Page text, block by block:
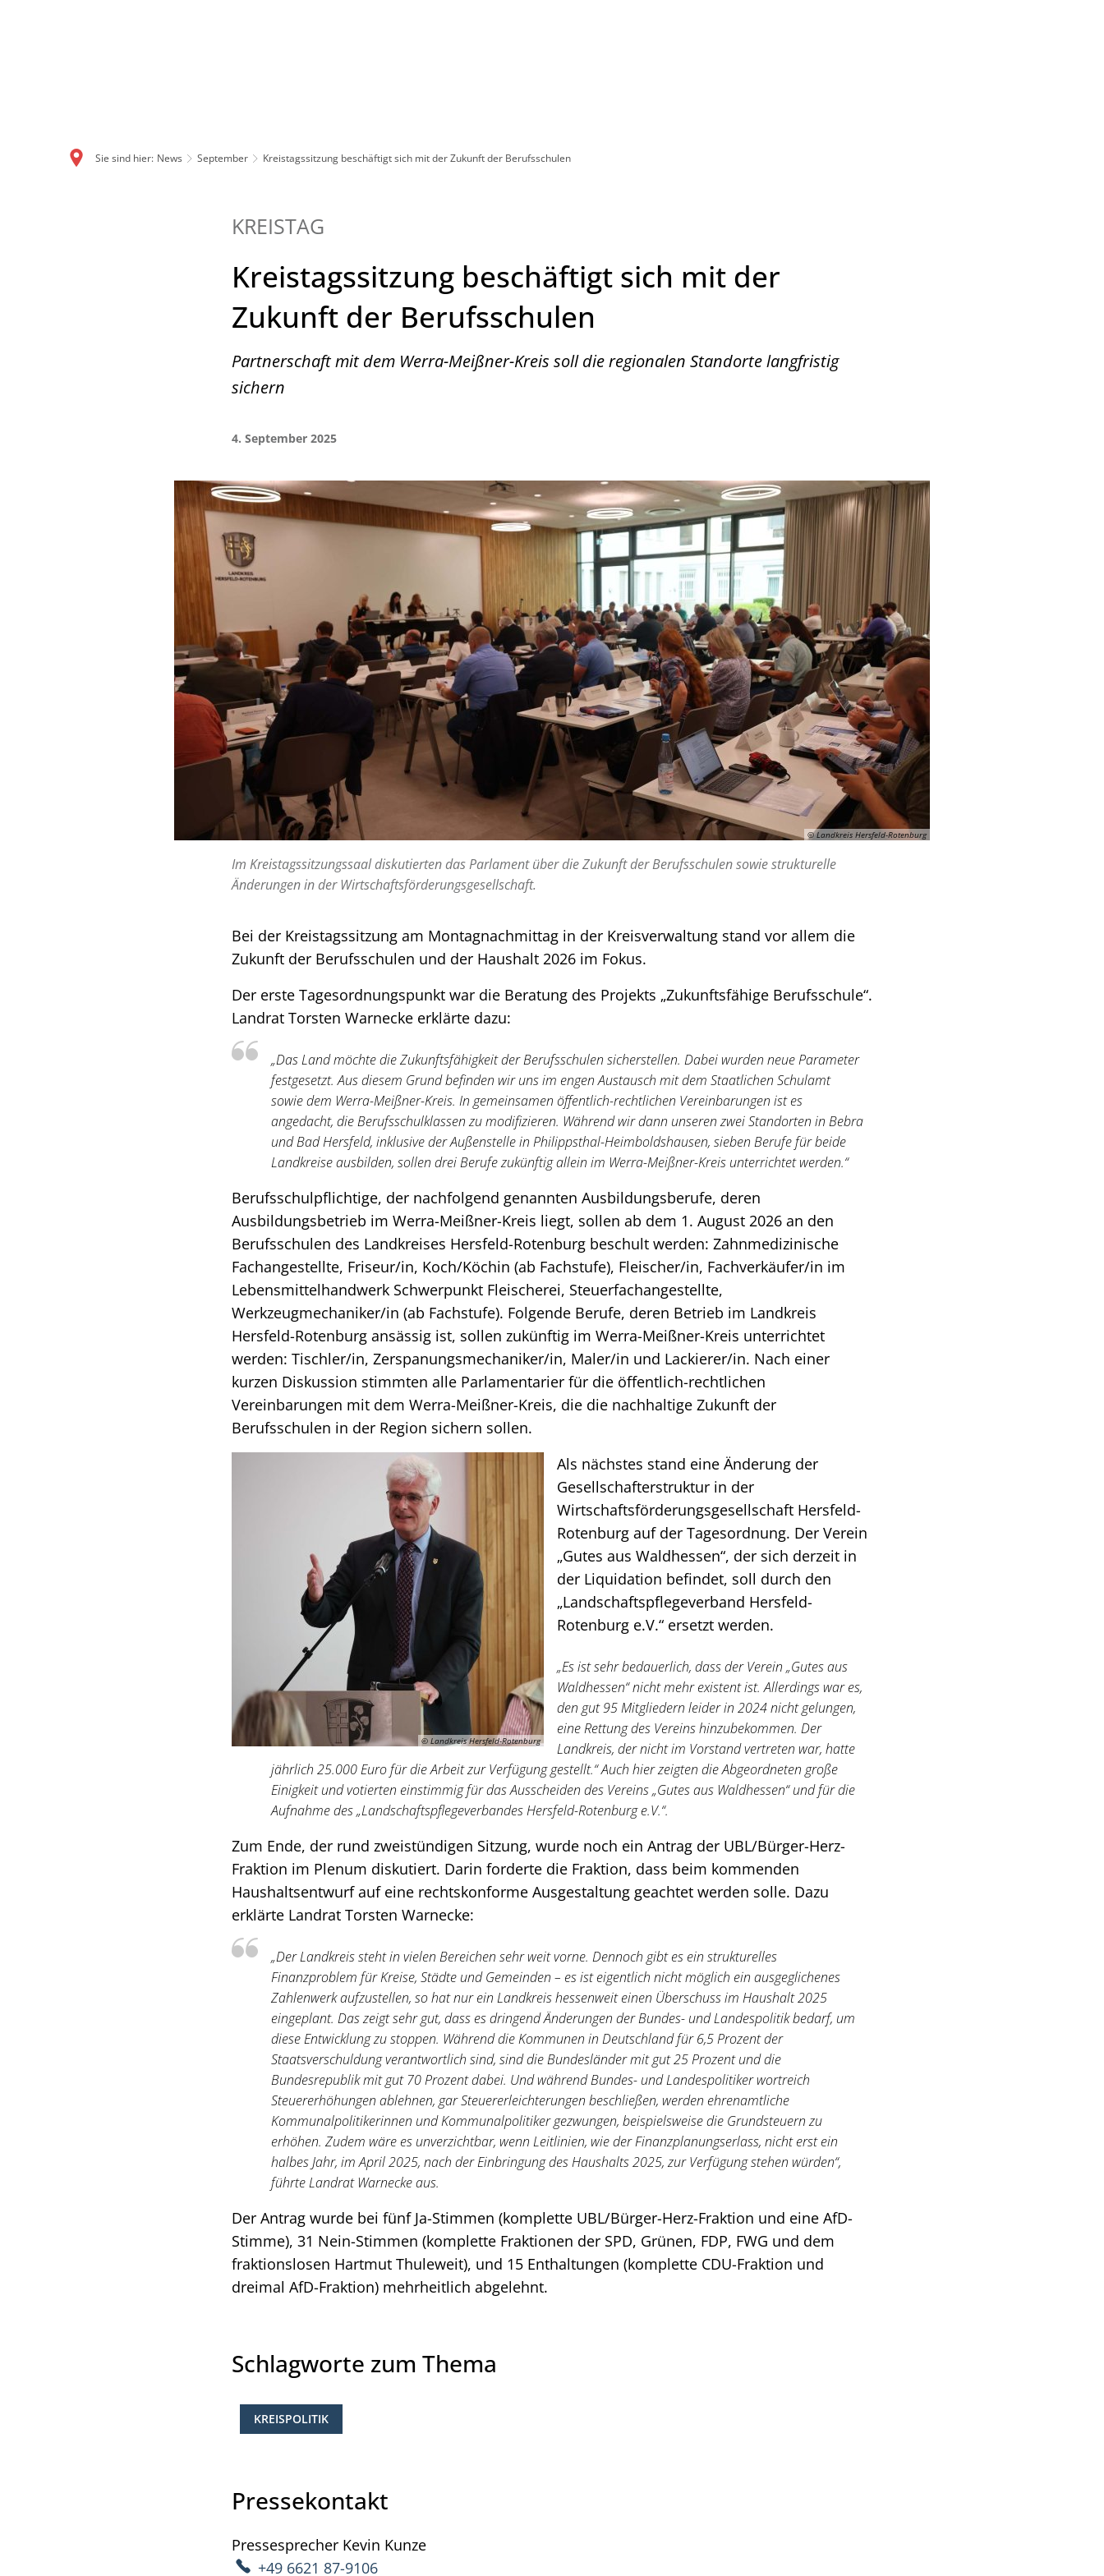
Sie sind hier: News September Kreistagssitzung beschäftigt sich mit der Zukunft der Berufsschulen
KREISTAG
Kreistagssitzung beschäftigt sich mit der
Zukunft der Berufsschulen
Partnerschaft mit dem Werra-Meißner-Kreis soll die regionalen Standorte langfristig
sichern
4. September 2025
© Landkreis Hersfeld-Rotenburg
Im Kreistagssitzungssaal diskutierten das Parlament über die Zukunft der Berufsschulen sowie strukturelle
Änderungen in der Wirtschaftsförderungsgesellschaft.
Bei der Kreistagssitzung am Montagnachmittag in der Kreisverwaltung stand vor allem die
Zukunft der Berufsschulen und der Haushalt 2026 im Fokus.
Der erste Tagesordnungspunkt war die Beratung des Projekts „Zukunftsfähige Berufsschule“.
Landrat Torsten Warnecke erklärte dazu:
„Das Land möchte die Zukunftsfähigkeit der Berufsschulen sicherstellen. Dabei wurden neue Parameter
festgesetzt. Aus diesem Grund befinden wir uns im engen Austausch mit dem Staatlichen Schulamt
sowie dem Werra-Meißner-Kreis. In gemeinsamen öffentlich-rechtlichen Vereinbarungen ist es
angedacht, die Berufsschulklassen zu modifizieren. Während wir dann unseren zwei Standorten in Bebra
und Bad Hersfeld, inklusive der Außenstelle in Philippsthal-Heimboldshausen, sieben Berufe für beide
Landkreise ausbilden, sollen drei Berufe zukünftig allein im Werra-Meißner-Kreis unterrichtet werden.“
Berufsschulpflichtige, der nachfolgend genannten Ausbildungsberufe, deren
Ausbildungsbetrieb im Werra-Meißner-Kreis liegt, sollen ab dem 1. August 2026 an den
Berufsschulen des Landkreises Hersfeld-Rotenburg beschult werden: Zahnmedizinische
Fachangestellte, Friseur/in, Koch/Köchin (ab Fachstufe), Fleischer/in, Fachverkäufer/in im
Lebensmittelhandwerk Schwerpunkt Fleischerei, Steuerfachangestellte,
Werkzeugmechaniker/in (ab Fachstufe). Folgende Berufe, deren Betrieb im Landkreis
Hersfeld-Rotenburg ansässig ist, sollen zukünftig im Werra-Meißner-Kreis unterrichtet
werden: Tischler/in, Zerspanungsmechaniker/in, Maler/in und Lackierer/in. Nach einer
kurzen Diskussion stimmten alle Parlamentarier für die öffentlich-rechtlichen
Vereinbarungen mit dem Werra-Meißner-Kreis, die die nachhaltige Zukunft der
Berufsschulen in der Region sichern sollen.
© Landkreis Hersfeld-Rotenburg
Als nächstes stand eine Änderung der
Gesellschafterstruktur in der
Wirtschaftsförderungsgesellschaft Hersfeld-
Rotenburg auf der Tagesordnung. Der Verein
„Gutes aus Waldhessen“, der sich derzeit in
der Liquidation befindet, soll durch den
„Landschaftspflegeverband Hersfeld-
Rotenburg e.V.“ ersetzt werden.
„Es ist sehr bedauerlich, dass der Verein „Gutes aus
Waldhessen“ nicht mehr existent ist. Allerdings war es,
den gut 95 Mitgliedern leider in 2024 nicht gelungen,
eine Rettung des Vereins hinzubekommen. Der
Landkreis, der nicht im Vorstand vertreten war, hatte
jährlich 25.000 Euro für die Arbeit zur Verfügung gestellt.“ Auch hier zeigten die Abgeordneten große
Einigkeit und votierten einstimmig für das Ausscheiden des Vereins „Gutes aus Waldhessen“ und für die
Aufnahme des „Landschaftspflegeverbandes Hersfeld-Rotenburg e.V.“.
Zum Ende, der rund zweistündigen Sitzung, wurde noch ein Antrag der UBL/Bürger-Herz-
Fraktion im Plenum diskutiert. Darin forderte die Fraktion, dass beim kommenden
Haushaltsentwurf auf eine rechtskonforme Ausgestaltung geachtet werden solle. Dazu
erklärte Landrat Torsten Warnecke:
„Der Landkreis steht in vielen Bereichen sehr weit vorne. Dennoch gibt es ein strukturelles
Finanzproblem für Kreise, Städte und Gemeinden – es ist eigentlich nicht möglich ein ausgeglichenes
Zahlenwerk aufzustellen, so hat nur ein Landkreis hessenweit einen Überschuss im Haushalt 2025
eingeplant. Das zeigt sehr gut, dass es dringend Änderungen der Bundes- und Landespolitik bedarf, um
diese Entwicklung zu stoppen. Während die Kommunen in Deutschland für 6,5 Prozent der
Staatsverschuldung verantwortlich sind, sind die Bundesländer mit gut 25 Prozent und die
Bundesrepublik mit gut 70 Prozent dabei. Und während Bundes- und Landespolitiker wortreich
Steuererhöhungen ablehnen, gar Steuererleichterungen beschließen, werden ehrenamtliche
Kommunalpolitikerinnen und Kommunalpolitiker gezwungen, beispielsweise die Grundsteuern zu
erhöhen. Zudem wäre es unverzichtbar, wenn Leitlinien, wie der Finanzplanungserlass, nicht erst ein
halbes Jahr, im April 2025, nach der Einbringung des Haushalts 2025, zur Verfügung stehen würden“,
führte Landrat Warnecke aus.
Der Antrag wurde bei fünf Ja-Stimmen (komplette UBL/Bürger-Herz-Fraktion und eine AfD-
Stimme), 31 Nein-Stimmen (komplette Fraktionen der SPD, Grünen, FDP, FWG und dem
fraktionslosen Hartmut Thuleweit), und 15 Enthaltungen (komplette CDU-Fraktion und
dreimal AfD-Fraktion) mehrheitlich abgelehnt.
Schlagworte zum Thema
KREISPOLITIK
Pressekontakt
Pressesprecher Kevin Kunze
+49 6621 87-9106